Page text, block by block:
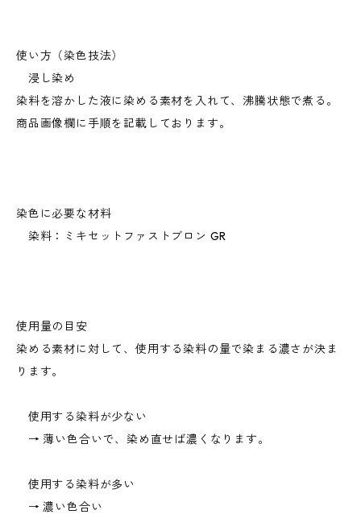
使い方（染色技法）
浸し染め
染料を溶かした液に染める素材を入れて、沸騰状態で煮る。
商品画像欄に手順を記載しております。
染色に必要な材料
染料：ミキセットファストブロン GR
使用量の目安
染める素材に対して、使用する染料の量で染まる濃さが決ま
ります。
使用する染料が少ない
→ 薄い色合いで、染め直せば濃くなります。
使用する染料が多い
→ 濃い色合い